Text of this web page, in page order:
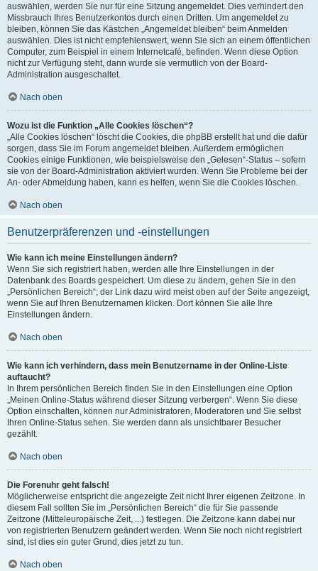
auswählen, werden Sie nur für eine Sitzung angemeldet. Dies verhindert den
Missbrauch Ihres Benutzerkontos durch einen Dritten. Um angemeldet zu
bleiben, können Sie das Kästchen „Angemeldet bleiben“ beim Anmelden
auswählen. Dies ist nicht empfehlenswert, wenn Sie sich an einem öffentlichen
Computer, zum Beispiel in einem Internetcafé, befinden. Wenn diese Option
nicht zur Verfügung steht, dann wurde sie vermutlich von der Board-
Administration ausgeschaltet.
Nach oben
Wozu ist die Funktion „Alle Cookies löschen“?
„Alle Cookies löschen“ löscht die Cookies, die phpBB erstellt hat und die dafür
sorgen, dass Sie im Forum angemeldet bleiben. Außerdem ermöglichen
Cookies einige Funktionen, wie beispielsweise den „Gelesen“-Status – sofern
sie von der Board-Administration aktiviert wurden. Wenn Sie Probleme bei der
An- oder Abmeldung haben, kann es helfen, wenn Sie die Cookies löschen.
Nach oben
Benutzerpräferenzen und -einstellungen
Wie kann ich meine Einstellungen ändern?
Wenn Sie sich registriert haben, werden alle Ihre Einstellungen in der
Datenbank des Boards gespeichert. Um diese zu ändern, gehen Sie in den
„Persönlichen Bereich“; der Link dazu wird meist oben auf der Seite angezeigt,
wenn Sie auf Ihren Benutzernamen klicken. Dort können Sie alle Ihre
Einstellungen ändern.
Nach oben
Wie kann ich verhindern, dass mein Benutzername in der Online-Liste
auftaucht?
In Ihrem persönlichen Bereich finden Sie in den Einstellungen eine Option
„Meinen Online-Status während dieser Sitzung verbergen“. Wenn Sie diese
Option einschalten, können nur Administratoren, Moderatoren und Sie selbst
Ihren Online-Status sehen. Sie werden dann als unsichtbarer Besucher
gezählt.
Nach oben
Die Forenuhr geht falsch!
Möglicherweise entspricht die angezeigte Zeit nicht Ihrer eigenen Zeitzone. In
diesem Fall sollten Sie im „Persönlichen Bereich“ die für Sie passende
Zeitzone (Mitteleuropäische Zeit, ...) festlegen. Die Zeitzone kann dabei nur
von registrierten Benutzern geändert werden. Wenn Sie noch nicht registriert
sind, ist dies ein guter Grund, dies jetzt zu tun.
Nach oben